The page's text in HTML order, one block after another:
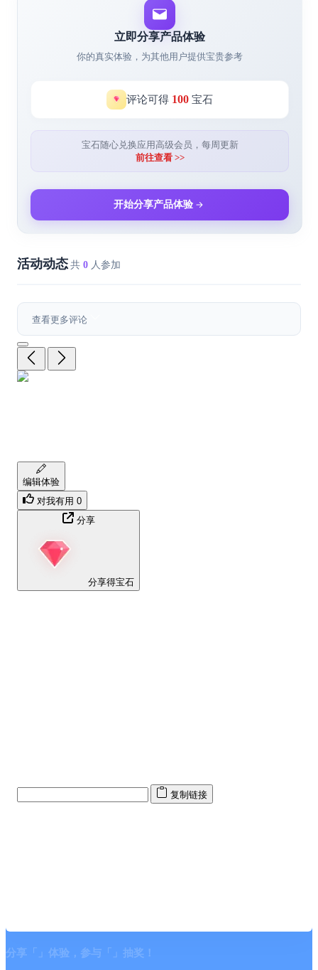
立即分享产品体验
你的真实体验，为其他用户提供宝贵参考
评论可得 100 宝石
宝石随心兑换应用高级会员，每周更新
前往查看 >>
开始分享产品体验
活动动态 共 0 人参加
查看更多评论
编辑体验
对我有用 0
分享
分享得宝石
复制链接
分享「 」体验，参与「 」抽奖！